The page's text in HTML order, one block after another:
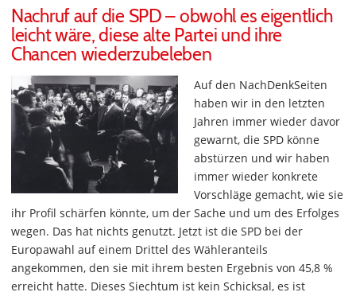
Nachruf auf die SPD – obwohl es eigentlich
leicht wäre, diese alte Partei und ihre
Chancen wiederzubeleben
Auf den NachDenkSeiten
haben wir in den letzten
Jahren immer wieder davor
gewarnt, die SPD könne
abstürzen und wir haben
immer wieder konkrete
Vorschläge gemacht, wie sie
ihr Profil schärfen könnte, um der Sache und um des Erfolges
wegen. Das hat nichts genutzt. Jetzt ist die SPD bei der
Europawahl auf einem Drittel des Wähleranteils
angekommen, den sie mit ihrem besten Ergebnis von 45,8 %
erreicht hatte. Dieses Siechtum ist kein Schicksal, es ist